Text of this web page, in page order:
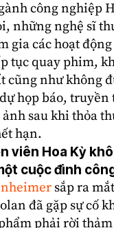
công nghiệp
những nghệ sĩ
gia các hoạt
tục quay phim,
cũng như không
họp báo, truyền
sau khi thỏa
hạn.
viên Hoa Kỳ
cuộc đình
sắp ra
đã gặp sự cố
phải rời thảm